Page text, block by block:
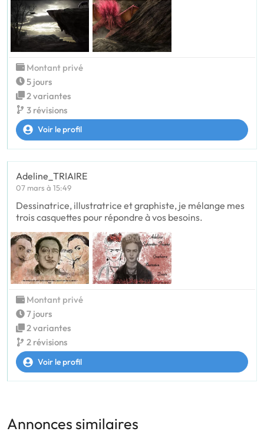
Montant privé
5 jours
2 variantes
3 révisions
Voir le profil
Adeline_TRIAIRE
07 mars à 15:49
Dessinatrice, illustratrice et graphiste, je mélange mes
trois casquettes pour répondre à vos besoins.
Montant privé
7 jours
2 variantes
2 révisions
Voir le profil
Annonces similaires